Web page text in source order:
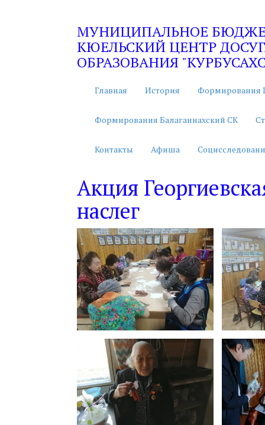
МУНИЦИПАЛЬНОЕ
КЮЕЛЬСКИЙ ЦЕНТР
ОБРАЗОВАНИЯ
Главная История Формирования
Формирования Балаганнахский СК
Контакты Афиша
Акция
наслег